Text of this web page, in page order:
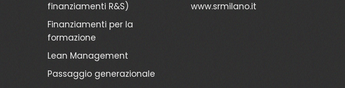
finanziamenti R&S)
Finanziamenti per la
formazione
Lean Management
Passaggio generazionale
www.srmilano.it